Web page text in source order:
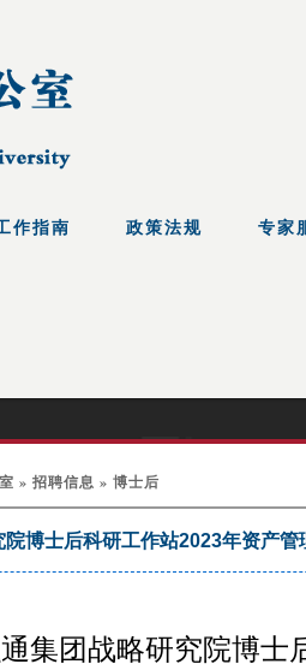
» 招聘信息 » 博士后
博士后科研工作站2023年资产
集团战略研究院博士